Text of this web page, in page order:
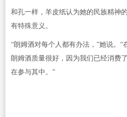
和孔一样，羊皮纸认为她的民族精神
有特殊意义。
“朗姆酒对每个人都有办法，”她说。“
朗姆酒质量很好，因为我们已经消费
在参与其中。”